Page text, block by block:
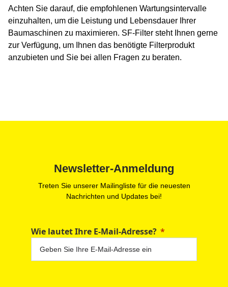
Achten Sie darauf, die empfohlenen Wartungsintervalle
einzuhalten, um die Leistung und Lebensdauer Ihrer
Baumaschinen zu maximieren. SF-Filter steht Ihnen gerne
zur Verfügung, um Ihnen das benötigte Filterprodukt
anzubieten und Sie bei allen Fragen zu beraten.
Newsletter-Anmeldung
Treten Sie unserer Mailingliste für die neuesten
Nachrichten und Updates bei!
Wie lautet Ihre E-Mail-Adresse?